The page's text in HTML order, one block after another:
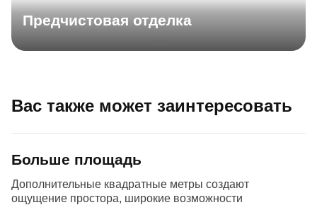
Предчистовая отделка
Вас также может заинтересовать
Больше площадь
Дополнительные квадратные метры создают
ощущение простора, широкие возможности